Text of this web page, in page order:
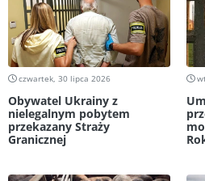
czwartek, 30 lipca 2026
Obywatel Ukrainy z
nielegalnym pobytem
przekazany Straży
Granicznej